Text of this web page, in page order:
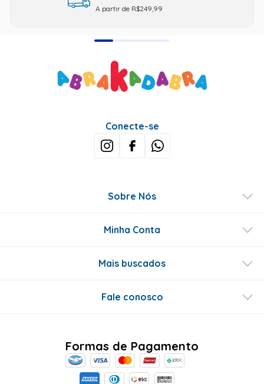
A partir de R$249,99
Conecte-se
Sobre Nós
Minha Conta
Mais buscados
Fale conosco
Formas de Pagamento